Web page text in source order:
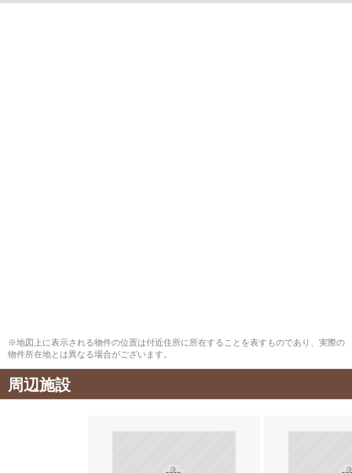
※地図上に表示される物件の位置は付近住所に所在することを表すものであり、実際の
物件所在地とは異なる場合がございます。
周辺施設